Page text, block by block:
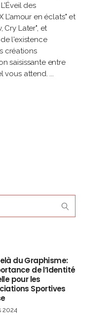
des
L’amour en éclats" et
Cry Later", et
l'existence
créations
saisissante entre
vous attend.
du Graphisme:
de l’Identité
pour les
Sportives
2024